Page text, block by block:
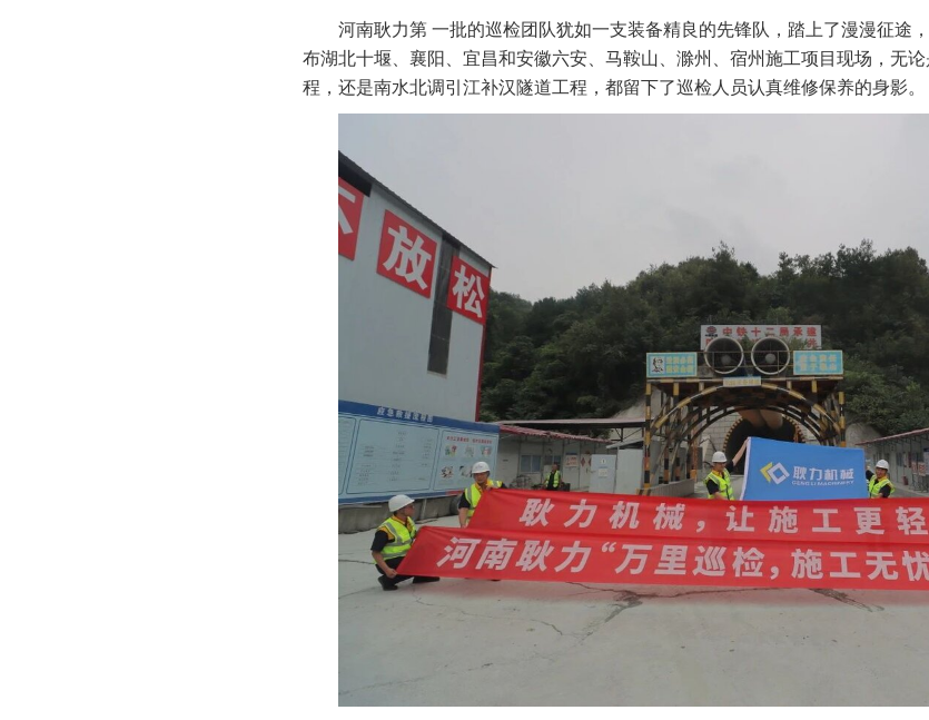
河南耿力第 一批的巡检团队犹如一支装备精良的先锋队，踏上了漫漫征途
布湖北十堰、襄阳、宜昌和安徽六安、马鞍山、滁州、宿州施工项目现场，无
程，还是南水北调引江补汉隧道工程，都留下了巡检人员认真维修保养的身影。